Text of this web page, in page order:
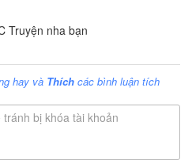
Truyện nha bạn
hay và Thích các bình luận tích
bị khóa tài khoản